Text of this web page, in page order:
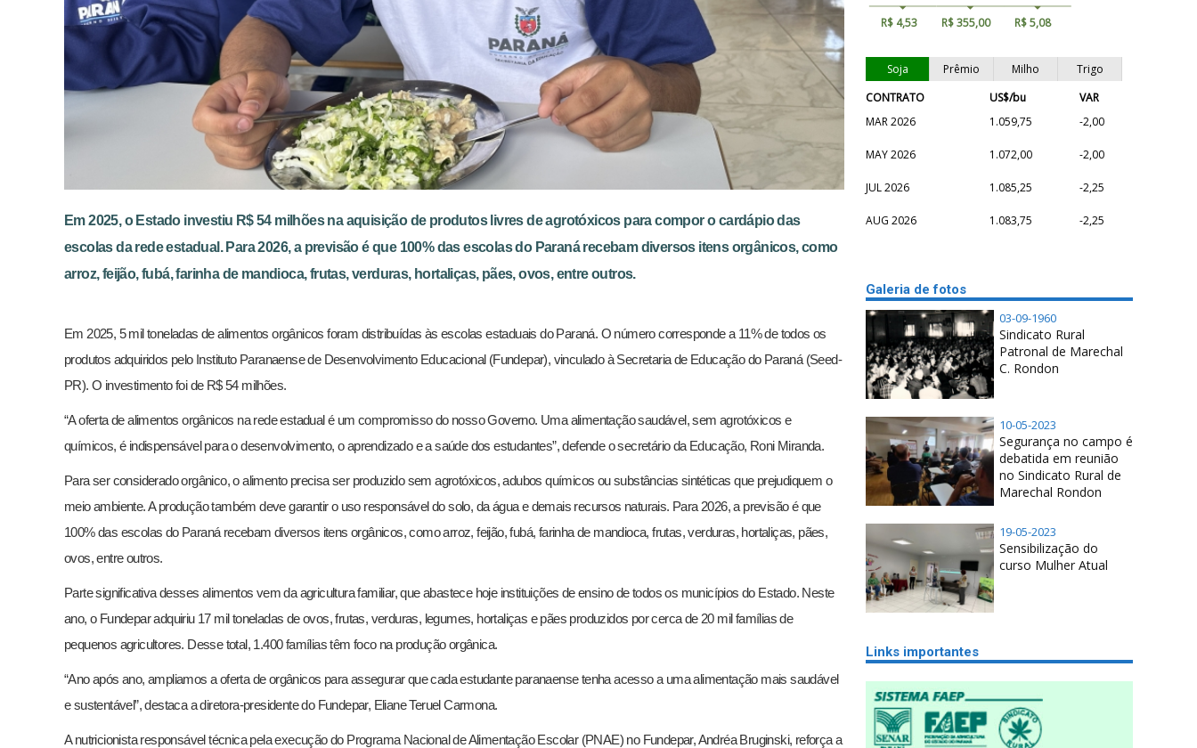
Em 2025, o Estado investiu R$ 54 milhões na aquisição de produtos livres de agrotóxicos para compor o cardápio das
escolas da rede estadual. Para 2026, a previsão é que 100% das escolas do Paraná recebam diversos itens orgânicos, como
arroz, feijão, fubá, farinha de mandioca, frutas, verduras, hortaliças, pães, ovos, entre outros.
Em 2025, 5 mil toneladas de alimentos orgânicos foram distribuídas às escolas estaduais do Paraná. O número corresponde a 11% de todos os
produtos adquiridos pelo Instituto Paranaense de Desenvolvimento Educacional (Fundepar), vinculado à Secretaria de Educação do Paraná (Seed-
PR). O investimento foi de R$ 54 milhões.
“A oferta de alimentos orgânicos na rede estadual é um compromisso do nosso Governo. Uma alimentação saudável, sem agrotóxicos e
químicos, é indispensável para o desenvolvimento, o aprendizado e a saúde dos estudantes”, defende o secretário da Educação, Roni Miranda.
Para ser considerado orgânico, o alimento precisa ser produzido sem agrotóxicos, adubos químicos ou substâncias sintéticas que prejudiquem o
meio ambiente. A produção também deve garantir o uso responsável do solo, da água e demais recursos naturais. Para 2026, a previsão é que
100% das escolas do Paraná recebam diversos itens orgânicos, como arroz, feijão, fubá, farinha de mandioca, frutas, verduras, hortaliças, pães,
ovos, entre outros.
Parte significativa desses alimentos vem da agricultura familiar, que abastece hoje instituições de ensino de todos os municípios do Estado. Neste
ano, o Fundepar adquiriu 17 mil toneladas de ovos, frutas, verduras, legumes, hortaliças e pães produzidos por cerca de 20 mil famílias de
pequenos agricultores. Desse total, 1.400 famílias têm foco na produção orgânica.
“Ano após ano, ampliamos a oferta de orgânicos para assegurar que cada estudante paranaense tenha acesso a uma alimentação mais saudável
e sustentável”, destaca a diretora-presidente do Fundepar, Eliane Teruel Carmona.
A nutricionista responsável técnica pela execução do Programa Nacional de Alimentação Escolar (PNAE) no Fundepar, Andréa Bruginski, reforça a
R$ 4,53 R$ 355,00 R$ 5,08
Soja Prêmio Milho
Trigo
CONTRATO
US$/bu
VAR
MAR 2026
1.059,75 -2,00
MAY 2026 1.072,00 -2,00
JUL 2026 1.085,25 -2,25
AUG 2026 1.083,75 -2,25
Galeria de fotos
03-09-1960
Sindicato Rural
Patronal de Marechal
C. Rondon
10-05-2023
Segurança no campo é
debatida em reunião
no Sindicato Rural de
Marechal Rondon
19-05-2023
Sensibilização do
curso Mulher Atual
Links importantes